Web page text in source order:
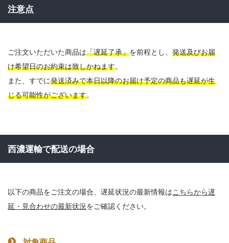
注意点
ご注文いただいた商品は「遅延了承」を前程とし、 発送及びお届
け希望日のお約束は致しかねます。
また、すでに発送済みで本日以降のお届け予定の商品も遅延が生
じる可能性がございます。
西濃運輸で配送の場合
以下の商品をご注文の場合、遅延状況の最新情報はこちらから遅
延・見合わせの最新状況をご確認ください。